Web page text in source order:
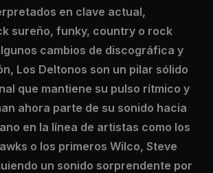
en clave actual,
sureño, funky, country o rock
cambios de discográfica y
Los Deltonos son un pilar sólido
que mantiene su pulso rítmico y
ahora parte de su sonido hacia
en la línea de artistas como los
o los primeros Wilco, Steve
un sonido sorprendente por